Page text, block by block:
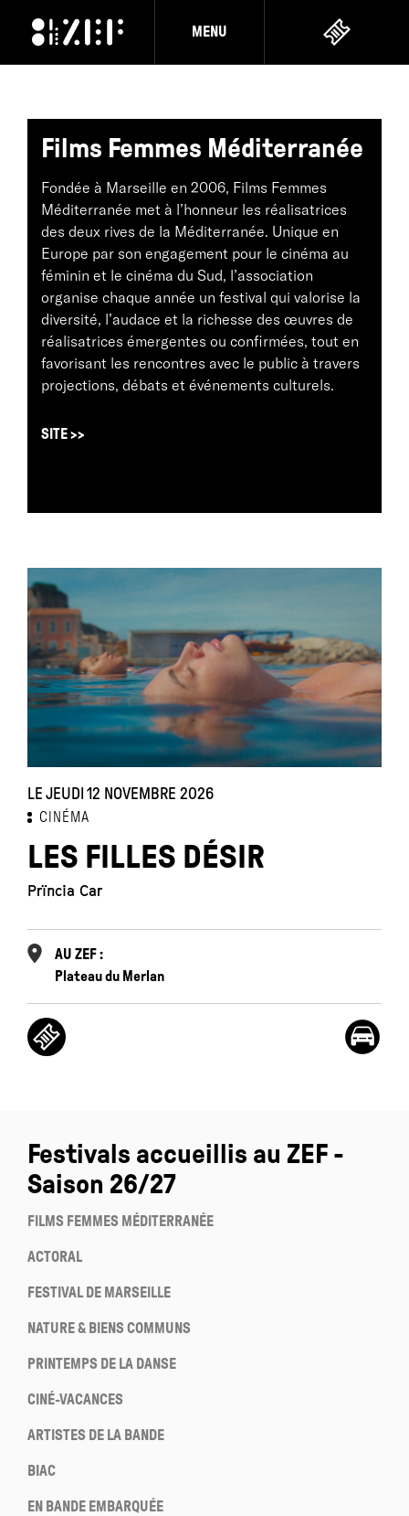
MENU
Films Femmes Méditerranée
Fondée à Marseille en 2006, Films Femmes
Méditerranée met à l’honneur les réalisatrices
des deux rives de la Méditerranée. Unique en
Europe par son engagement pour le cinéma au
féminin et le cinéma du Sud, l’association
organise chaque année un festival qui valorise la
diversité, l’audace et la richesse des œuvres de
réalisatrices émergentes ou confirmées, tout en
favorisant les rencontres avec le public à travers
projections, débats et événements culturels.
SITE >>
LE JEUDI 12 NOVEMBRE 2026
CINÉMA
LES FILLES DÉSIR
Prïncia Car
AU ZEF :
Plateau du Merlan
Festivals accueillis au ZEF -
Saison 26/27
FILMS FEMMES MÉDITERRANÉE
ACTORAL
FESTIVAL DE MARSEILLE
NATURE & BIENS COMMUNS
PRINTEMPS DE LA DANSE
CINÉ-VACANCES
ARTISTES DE LA BANDE
BIAC
EN BANDE EMBARQUÉE